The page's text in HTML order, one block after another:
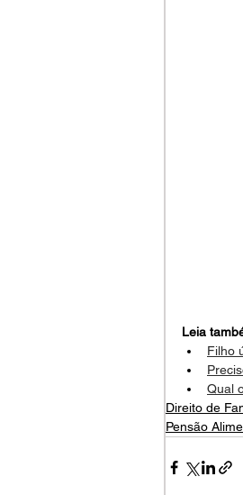
Leia
Filho
Qual
Direito de
Pensão